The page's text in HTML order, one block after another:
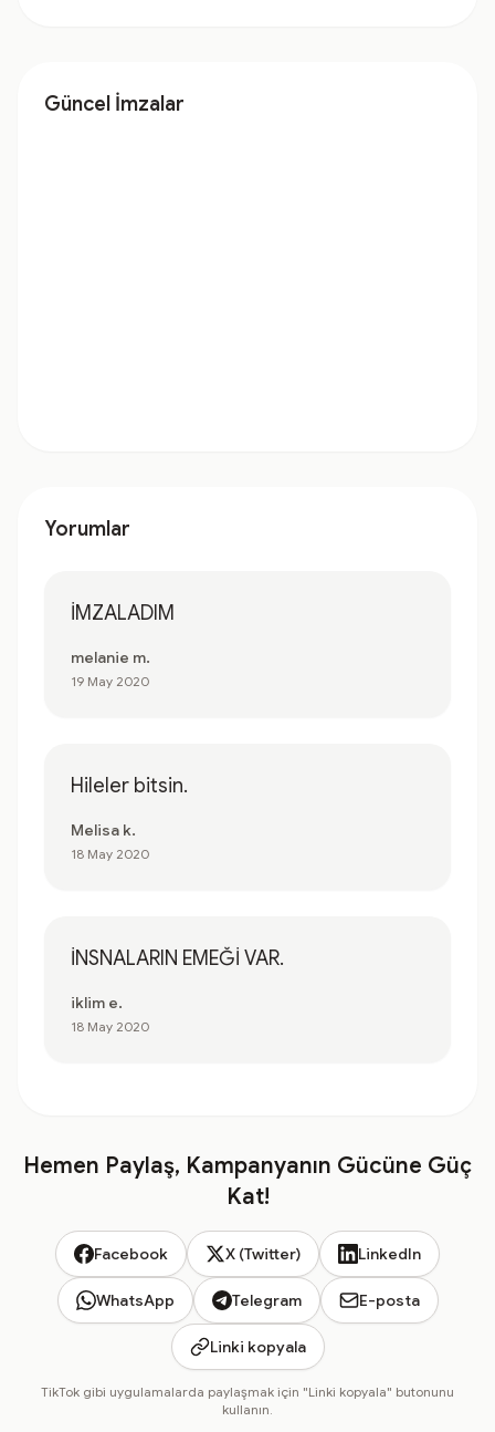
Güncel İmzalar
Yorumlar
İMZALADIM
melanie m.
19 May 2020
Hileler bitsin.
Melisa k.
18 May 2020
İNSNALARIN EMEĞİ VAR.
iklim e.
18 May 2020
Hemen Paylaş, Kampanyanın Gücüne Güç
Kat!
Facebook X (Twitter) LinkedIn
WhatsApp Telegram E-posta
Linki kopyala
TikTok gibi uygulamalarda paylaşmak için "Linki kopyala" butonunu
kullanın.